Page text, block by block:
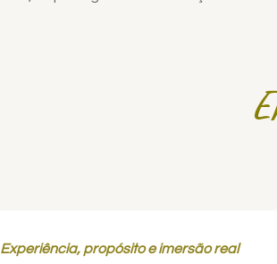
Experiência, propósito e imersão real